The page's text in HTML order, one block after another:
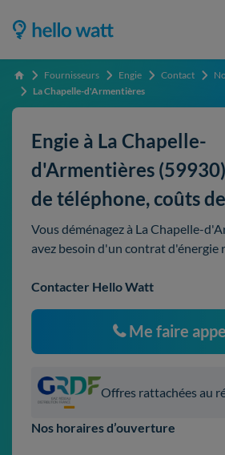
Accueil Fournisseurs Engie Contact
La Chapelle-d'Armentières
Engie à La Chapelle-
d'Armentières
de téléphone, coûts
Vous déménagez à La Chapelle-
avez besoin d'un contrat d'énergie
Contacter Hello Watt
Me faire
Offres rattachées au
Nos horaires d’ouverture